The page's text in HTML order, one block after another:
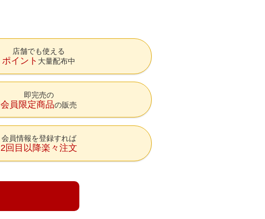
店舗でも使える
ポイント 大量配布中
即完売の
会員限定商品の販売
会員情報を登録すれば
2回目以降楽々注文